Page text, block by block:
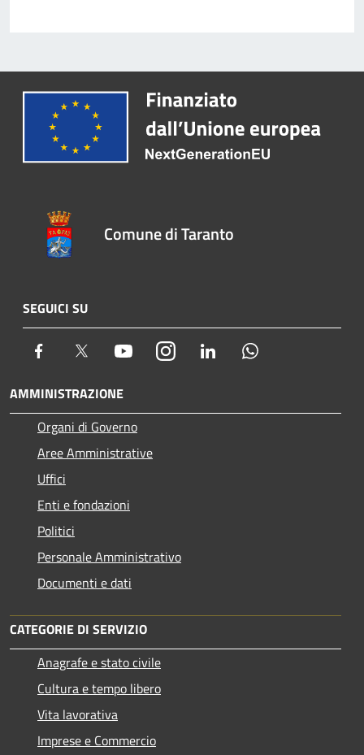
Comune di Taranto
SEGUICI SU
Facebook Twitter YoutubeInstagram LinkedIn
AMMINISTRAZIONE
Organi di Governo
Aree Amministrative
Uffici
Enti e fondazioni
Politici
Personale Amministrativo
Documenti e dati
CATEGORIE DI SERVIZIO
Anagrafe e stato civile
Cultura e tempo libero
Vita lavorativa
Imprese e Commercio